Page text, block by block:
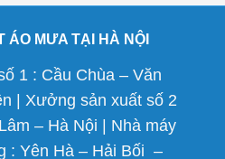
ÁO MƯA TẠI HÀ NỘI
1 : Cầu Chùa – Văn
| Xưởng sản xuất số 2
– Hà Nội | Nhà máy
: Yên Hà – Hải Bối –